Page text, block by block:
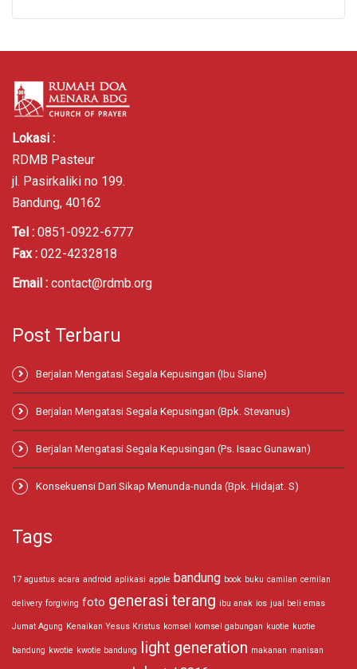
Lokasi :
RDMB Pasteur
jl. Pasirkaliki no 199.
Bandung, 40162
Tel : 0851-0922-6777
Fax : 022-4232818
Email : contact@rdmb.org
Post Terbaru
Berjalan Mengatasi Segala Kepusingan (Ibu Siane)
Berjalan Mengatasi Segala Kepusingan (Bpk. Stevanus)
Berjalan Mengatasi Segala Kepusingan (Ps. Isaac Gunawan)
Konsekuensi Dari Sikap Menunda-nunda (Bpk. Hidajat. S)
Tags
17 agustus acara android aplikasi apple bandung book buku camilan cemilan
delivery forgiving foto generasi terang ibu anak ios jual beli emas
Jumat Agung Kenaikan Yesus Kristus komsel komsel gabungan kuotie kuotie
bandung kwotie kwotie bandung light generation makanan manisan